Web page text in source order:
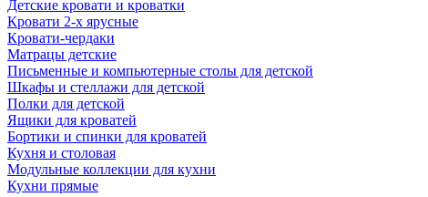
Детские кровати и кроватки
Кровати 2-х ярусные
Кровати-чердаки
Матрацы детские
Письменные и компьютерные столы для детской
Шкафы и стеллажи для детской
Полки для детской
Ящики для кроватей
Бортики и спинки для кроватей
Кухня и столовая
Модульные коллекции для кухни
Кухни прямые